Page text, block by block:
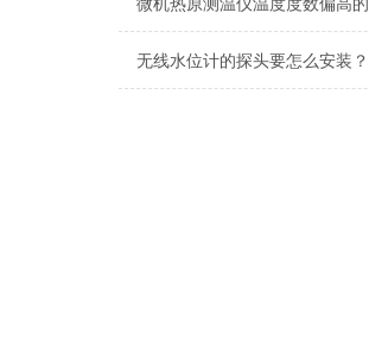
无线水位计的探头要怎么安装？